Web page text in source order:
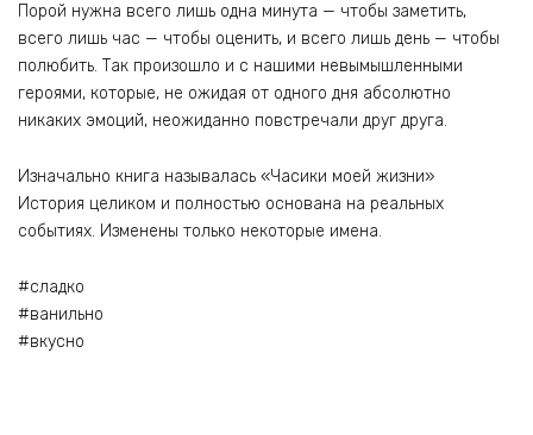
Порой нужна всего лишь одна минута — чтобы заметить,
всего лишь час — чтобы оценить, и всего лишь день — чтобы
полюбить. Так произошло и с нашими невымышленными
героями, которые, не ожидая от одного дня абсолютно
никаких эмоций, неожиданно повстречали друг друга.
Изначально книга называлась «Часики моей жизни»
История целиком и полностью основана на реальных
событиях. Изменены только некоторые имена.
#сладко
#ванильно
#вкусно